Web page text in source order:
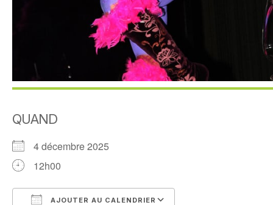
QUAND
4 décembre 2025
12h00
AJOUTER AU CALENDRIER